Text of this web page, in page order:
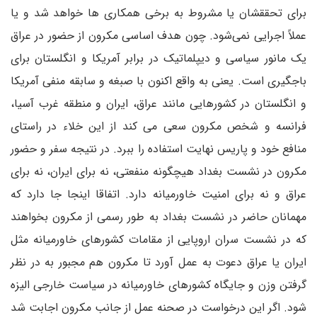
برای تحققشان یا مشروط به برخی همکاری ها خواهد شد و یا
عملاً اجرایی نمی‌شود. چون هدف اساسی مکرون از حضور در عراق
یک مانور سیاسی و دیپلماتیک در برابر آمریکا و انگلستان برای
باجگیری است. یعنی به واقع اکنون با صبغه و سابقه منفی آمریکا
و انگلستان در کشورهایی مانند عراق، ایران و منطقه غرب آسیا،
فرانسه و شخص مکرون سعی می کند از این خلاء در راستای
منافع خود و پاریس نهایت استفاده را ببرد. در نتیجه سفر و حضور
مکرون در نشست بغداد هیچگونه منفعتی، نه برای ایران، نه برای
عراق و نه برای امنیت خاورمیانه دارد. اتفاقا اینجا جا دارد که
مهمانان حاضر در نشست بغداد به طور رسمی از مکرون بخواهند
که در نشست سران اروپایی از مقامات کشورهای خاورمیانه مثل
ایران یا عراق دعوت به عمل آورد تا مکرون هم مجبور به در نظر
گرفتن وزن و جایگاه کشورهای خاورمیانه در سیاست خارجی الیزه
شود. اگر این درخواست در صحنه عمل از جانب مکرون اجابت شد